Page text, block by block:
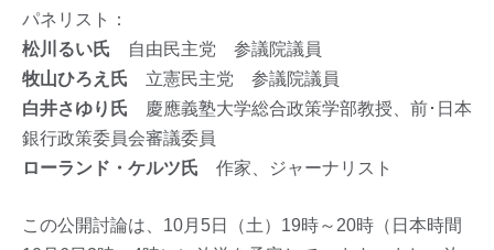
パネリスト：
松川るい氏 自由民主党 参議院議員
牧山ひろえ氏 立憲民主党 参議院議員
白井さゆり氏 慶應義塾大学総合政策学部教授、前･日本
銀行政策委員会審議委員
ローランド・ケルツ氏 作家、ジャーナリスト
この公開討論は、10月5日（土）19時～20時（日本時間